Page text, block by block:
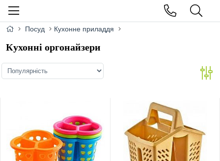
Посуд Кухонне приладдя
Кухонні оргонайзери